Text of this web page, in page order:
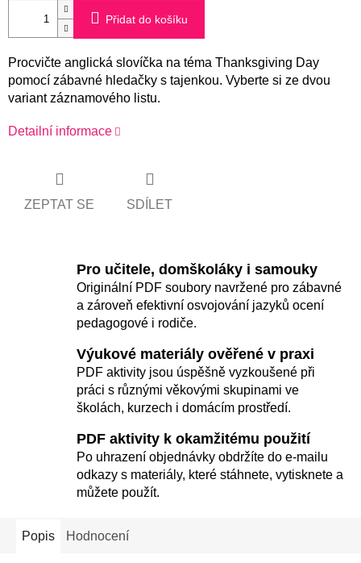
Přidat do košíku
Procvičte anglická slovíčka na téma Thanksgiving Day
pomocí zábavné hledačky s tajenkou. Vyberte si ze dvou
variant záznamového listu.
Detailní informace
ZEPTAT SE SDÍLET
Pro učitele, domškoláky i samouky
Originální PDF soubory navržené pro zábavné
a zároveň efektivní osvojování jazyků ocení
pedagogové i rodiče.
Výukové materiály ověřené v praxi
PDF aktivity jsou úspěšně vyzkoušené při
práci s různými věkovými skupinami ve
školách, kurzech i domácím prostředí.
PDF aktivity k okamžitému použití
Po uhrazení objednávky obdržíte do e-mailu
odkazy s materiály, které stáhnete, vytisknete a
můžete použít.
Popis Hodnocení